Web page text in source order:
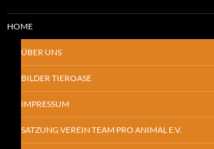
HOME
ÜBER UNS
BILDER TIEROASE
IMPRESSUM
SATZUNG VEREIN TEAM PRO ANIMAL E.V.